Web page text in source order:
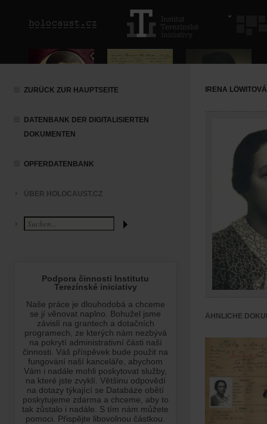
ZURÜCK ZUR HAUPTSEITE
DATENBANK DER DIGITALISIERTEN
DOKUMENTEN
OPFERDATENBANK
ÜBER HOLOCAUST.CZ
IRENA LÖWITOVÁ
ÄHNLICHE